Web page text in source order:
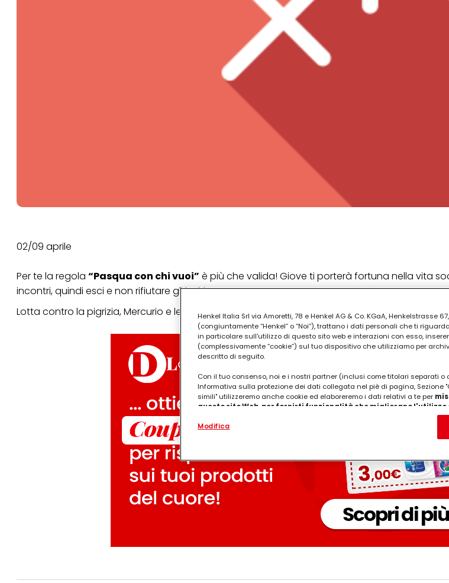
PUBBLICITA'
02/09 aprile
Per te la regola “Pasqua con chi vuoi” è più che valida! Giove ti porterà fortuna nella vita
incontri, quindi esci e non rifiutare gli inviti!
Lotta contro la pigrizia, Mercurio e le uova di cioccolato potrebbero trattenerti troppo sul
Henkel Italia Srl via Amoretti, 78 e Henkel AG & Co. KGaA, Henkelstrasse
(congiuntamente “Henkel” o “Noi”), trattano i dati personali che ti
in particolare sull'utilizzo di questo sito web e interazioni con esso,
(complessivamente “cookie”) sul tuo dispositivo che utilizziamo per
descritto di seguito.
Con il tuo consenso, noi e i nostri partner (inclusi come titolari separati
Informativa sulla protezione dei dati collegata nel piè di pagina, Sezione
simili" utilizzeremo anche cookie ed elaboreremo i dati relativi a te per
questo sito Web, per fornirti funzionalità che migliorano l'utilizzo
. Analizzeremo il tuo utilizzo di questo sito Web e le tue
(rispettivamente dell'azienda per cui lavori) per) e su tale base tracciare
terzi, conservare le nostre informazioni sulle entità commerciali e creare
identificati) su questo sito web e altri media (di terzi) tramite i dispositivi
misurare e ottimizzare il successo delle campagne pubblicitarie.
Puoi trovare maggiori informazioni sul trattamento dei tuoi dati nella
collegata nel piè di pagina (Sezione "Cookie, Pixel, Impronte digitali e
qualsiasi momento con effetto per il futuro disabilitando i cookie sul
collegata nel piè di pagina. Per ulteriori informazioni sui cookie utilizzati
"modifica" di seguito".
per uno o più degli scopi sopra menzionati. Cliccando su "Accetta tutto",
Modifica